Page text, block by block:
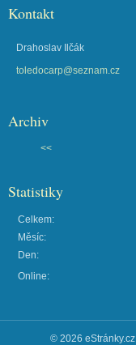
Kontakt
Drahoslav Ilčák
toledocarp@seznam.cz
Archiv
<<
Statistiky
Online:
Celkem:
Měsíc:
Den:
© 2026 eStránky.cz